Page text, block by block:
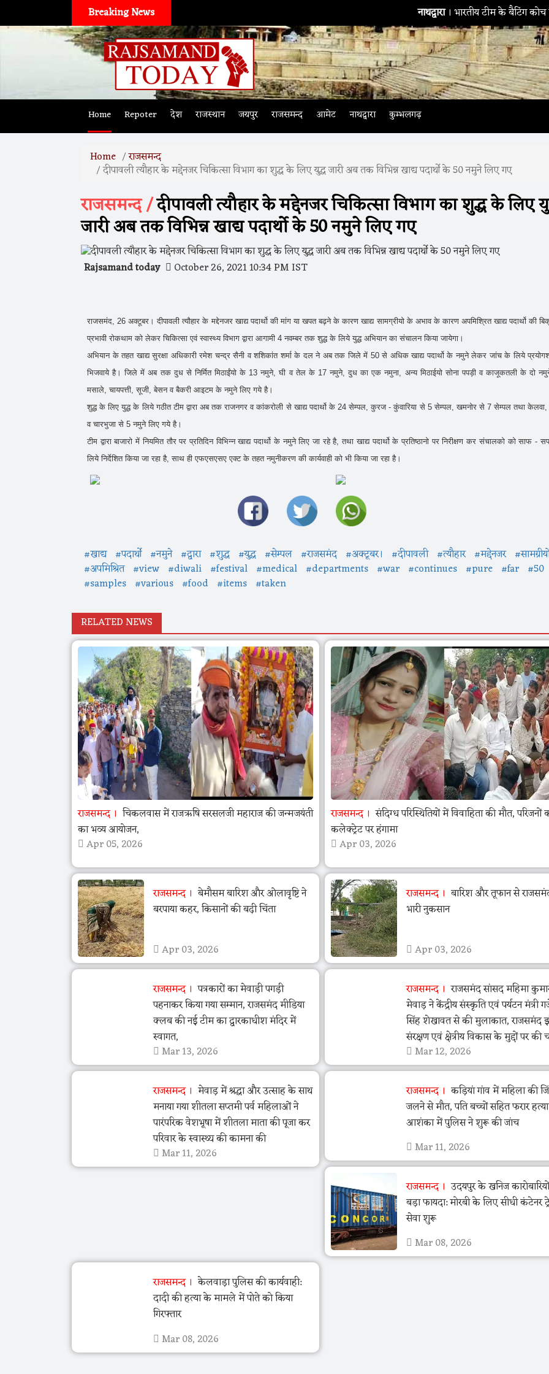
Breaking News । भारतीय टीम के बैटिंग कोच सितांशु
Home Repoter देश राजस्थान जयपुर राजसमन्द आमेट नाथद्वारा कुम्भलगढ़
Home राजसमन्द
दीपावली त्यौहार के मद्देनजर चिकित्सा विभाग का शुद्ध के लिए युद्ध जारी अब तक विभिन्न खाद्य पदार्थो के 50 नमुने लिए गए
राजसमन्द /दीपावली त्यौहार के मद्देनजर चिकित्सा विभाग का शुद्ध के लिए
जारी अब तक विभिन्न खाद्य पदार्थो के 50 नमुने लिए गए
Rajsamand today October 26, 2021 10:34 PM IST
राजसमंद, 26 अक्टूबर। दीपावली त्यौहार के मद्देनजर खाद्य पदार्थो की मांग या खपत बढ़ने के कारण खाद्य सामग्रीयो के अभाव के कारण अपमिश्रित खाद्य पदार्थो की
प्रभावी रोकथाम को लेकर चिकित्सा एवं स्वास्थ्य विभाग द्वारा आगामी 4 नवम्बर तक शुद्ध के लिये युद्ध अभियान का संचालन किया जायेगा।
अभियान के तहत खाद्य सुरक्षा अधिकारी रमेश चन्द्र सैनी व शशिकांत शर्मा के दल ने अब तक जिले में 50 से अधिक खाद्य पदार्थो के नमुने लेकर जांच के लिये
भिजवाये है। जिले में अब तक दुध से निर्मित मिठाईंयो के 13 नमुने, घी व तेल के 17 नमुने, दुध का एक नमुना, अन्य मिठाईयो सोना पपड़ी व काजूकतली के दो
मसाले, चायपत्ती, सूजी, बेसन व बैकरी आइटम के नमुने लिए गये है।
शुद्ध के लिए युद्ध के लिये गठीत टीम द्वारा अब तक राजनगर व कांकरोली से खाद्य पदार्थो के 24 सेम्पल, कुरज - कुंवारिया से 5 सेम्पल, खमनोर से 7 सेम्पल तथा केलवा,
व चारभुजा से 5 नमुने लिए गये है।
टीम द्वारा बाजारो में नियमित तौर पर प्रतिदिन विभिन्न खाद्य पदार्थो के नमुने लिए जा रहे है, तथा खाद्य पदार्थो के प्रतिष्ठानो पर निरीक्षण कर संचालको को साफ -
लिये निर्देशित किया जा रहा है, साथ ही एफएसएसए एक्ट के तहत नमुनीकरण की कार्यवाही को भी किया जा रहा है।
#खाद्य #पदार्थो #नमुने #द्वारा #शुद्ध #युद्ध #सेम्पल #राजसमंद #अक्टूबर। #दीपावली #त्यौहार #मद्देनजर
#अपमिश्रित #view #diwali #festival #medical #departments #war #continues #pure #far #50
#samples #various #food #items #taken
RELATED NEWS
राजसमन्द
चिकलवास में राजऋषि सरसलजी महाराज की जन्मजयंती
का भव्य आयोजन,
Apr 05, 2026
राजसमन्द
संदिग्ध परिस्थितियों में विवाहिता की मौत, परिजनों
कलेक्ट्रेट पर हंगामा
Apr 03, 2026
राजसमन्द
बेमौसम बारिश और ओलावृष्टि ने
बरपाया कहर, किसानों की बढ़ी चिंता
Apr 03, 2026
राजसमन्द
बारिश और तूफान से
भारी नुकसान
Apr 03, 2026
राजसमन्द
पत्रकारों का मेवाड़ी पगड़ी
पहनाकर किया गया सम्मान, राजसमंद मीडिया
क्लब की नई टीम का द्वारकाधीश मंदिर में
स्वागत,
Mar 13, 2026
राजसमन्द
राजसमंद सांसद महिमा
मेवाड़ ने केंद्रीय संस्कृति एवं पर्यटन मंत्री
सिंह शेखावत से की मुलाकात, राजसमंद
संरक्षण एवं क्षेत्रीय विकास के मुद्दों पर की
Mar 12, 2026
राजसमन्द
मेवाड़ में श्रद्धा और उत्साह के साथ
मनाया गया शीतला सप्तमी पर्व महिलाओं ने
पारंपरिक वेशभूषा में शीतला माता की पूजा कर
परिवार के स्वास्थ्य की कामना की
Mar 11, 2026
राजसमन्द
कड़ियां गांव में महिला की
जलने से मौत, पति बच्चों सहित फरार
आशंका में पुलिस ने शुरू की जांच
Mar 11, 2026
राजसमन्द
उदयपुर के खनिज
बड़ा फायदा: मोरबी के लिए सीधी कंटेनर
सेवा शुरू
Mar 08, 2026
राजसमन्द
केलवाड़ा पुलिस की कार्यवाही:
दादी की हत्या के मामले में पोते को किया
गिरफ्तार
Mar 08, 2026